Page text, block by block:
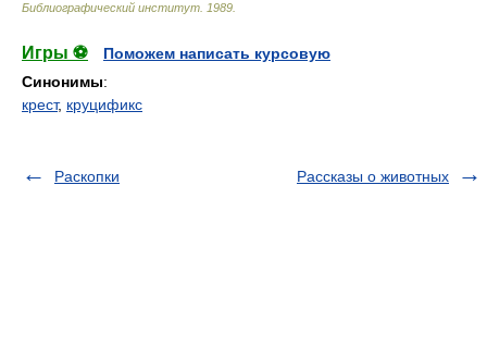
Библиографический институт 1989
Игры ⚽
Поможем написать курсовую
Синонимы:
крест, круцификс
Раскопки Рассказы о животных